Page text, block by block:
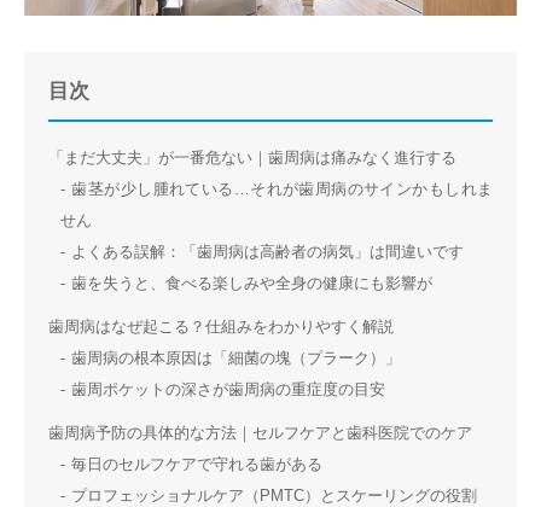
目次
「まだ大丈夫」が一番危ない｜歯周病は痛みなく進行する
歯茎が少し腫れている…それが歯周病のサインかもしれま
せん
よくある誤解：「歯周病は高齢者の病気」は間違いです
歯を失うと、食べる楽しみや全身の健康にも影響が
歯周病はなぜ起こる？仕組みをわかりやすく解説
歯周病の根本原因は「細菌の塊（プラーク）」
歯周ポケットの深さが歯周病の重症度の目安
歯周病予防の具体的な方法｜セルフケアと歯科医院でのケア
毎日のセルフケアで守れる歯がある
プロフェッショナルケア（PMTC）とスケーリングの役割